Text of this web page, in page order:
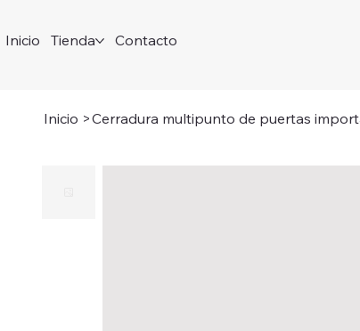
Inicio Tienda Contacto
Inicio >Cerradura multipunto de puertas